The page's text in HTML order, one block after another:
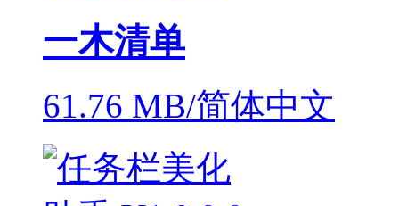
一木清单
61.76 MB/简体中文